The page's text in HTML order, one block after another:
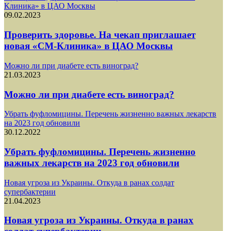
Клиника» в ЦАО Москвы
09.02.2023
Проверить здоровье. На чекап приглашает
новая «СМ-Клиника» в ЦАО Москвы
Можно ли при диабете есть виноград?
21.03.2023
Можно ли при диабете есть виноград?
Убрать фуфломицины. Перечень жизненно важных лекарств
на 2023 год обновили
30.12.2022
Убрать фуфломицины. Перечень жизненно
важных лекарств на 2023 год обновили
Новая угроза из Украины. Откуда в ранах солдат
супербактерии
21.04.2023
Новая угроза из Украины. Откуда в ранах